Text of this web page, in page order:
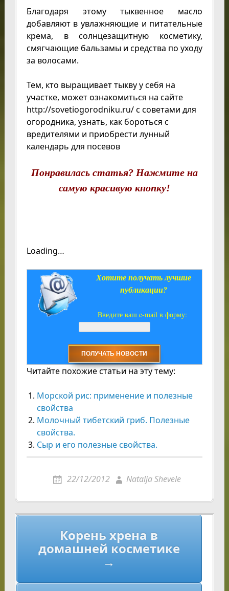
Благодаря этому тыквенное масло
добавляют в увлажняющие и питательные
крема, в солнцезащитную косметику,
смягчающие бальзамы и средства по уходу
за волосами.
Тем, кто выращивает тыкву у себя на
участке, может ознакомиться на сайте
http://sovetiogorodniku.ru/ с советами для
огородника, узнать, как бороться с
вредителями и приобрести лунный
календарь для посевов
Понравилась статья? Нажмите на
самую красивую кнопку!
Loading…
Хотите получать лучшие
публикации?
Введите ваш e-mail в форму:
Читайте похожие статьи на эту тему:
Морской рис: применение и полезные
свойства
Молочный тибетский гриб. Полезные
свойства.
Сыр и его полезные свойства.
22/12/2012 Natalja Shevele
Навигация
записям
Корень хрена в
домашней косметике
→